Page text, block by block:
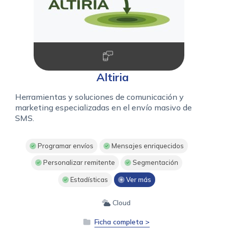
Altiria
Herramientas y soluciones de comunicación y
marketing especializadas en el envío masivo de
SMS.
Programar envíos Mensajes enriquecidos
Personalizar remitente Segmentación
Estadísticas Ver más
Cloud
Ficha completa >